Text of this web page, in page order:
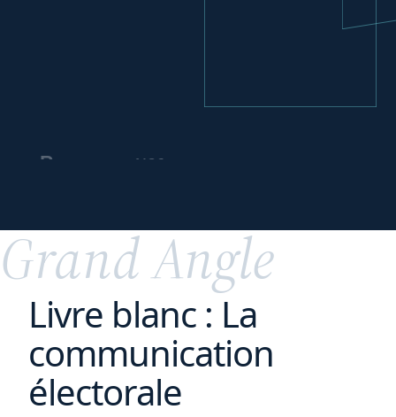
Repenser vos
Grand Angle
Livre blanc : La
communication
électorale